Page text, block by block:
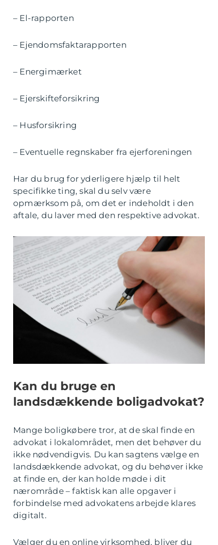
– El-rapporten
– Ejendomsfaktarapporten
– Energimærket
– Ejerskifteforsikring
– Husforsikring
– Eventuelle regnskaber fra ejerforeningen
Har du brug for yderligere hjælp til helt
specifikke ting, skal du selv være
opmærksom på, om det er indeholdt i den
aftale, du laver med den respektive advokat.
Kan du bruge en
landsdækkende boligadvokat?
Mange boligkøbere tror, at de skal finde en
advokat i lokalområdet, men det behøver du
ikke nødvendigvis. Du kan sagtens vælge en
landsdækkende advokat, og du behøver ikke
at finde en, der kan holde møde i dit
nærområde – faktisk kan alle opgaver i
forbindelse med advokatens arbejde klares
digitalt.
Vælger du en online virksomhed, bliver du